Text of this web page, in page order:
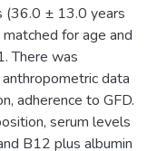
(36.0 ± 13.0 years
for age and
There was
data
adherence to GFD.
serum levels
B12 plus albumin